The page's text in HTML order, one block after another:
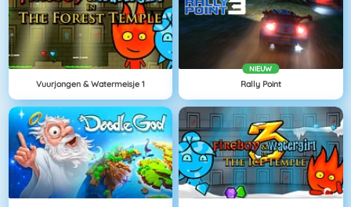
Vuurjongen & Watermeisje 1
NIEUW
Rally Point